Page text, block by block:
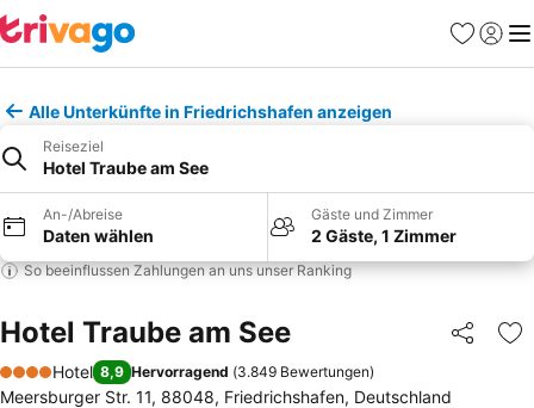
Favoriten
Alle Unterkünfte in Friedrichshafen anzeigen
Reiseziel
Hotel Traube am See
An-/Abreise
Daten wählen
Gäste und Zimmer
2 Gäste, 1 Zimmer
So beeinflussen Zahlungen an uns unser Ranking
Hotel Traube am See Teilen
4 Sterne
Hotel 8,9 Hervorragend (3.849 Bewertungen)
Meersburger Str. 11, 88048, Friedrichshafen, Deutschland